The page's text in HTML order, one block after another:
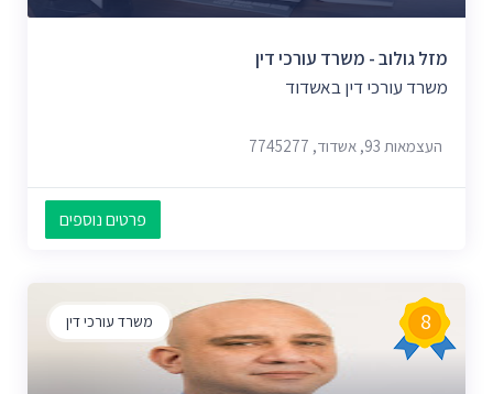
מזל גולוב - משרד עורכי דין
משרד עורכי דין באשדוד
העצמאות 93, אשדוד, 7745277
פרטים נוספים
משרד עורכי דין 8